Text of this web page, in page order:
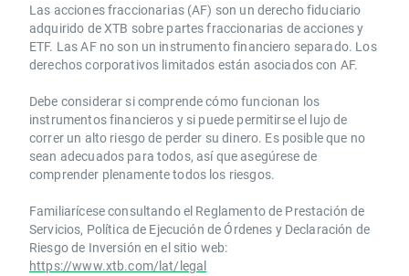
Las acciones fraccionarias (AF) son un derecho fiduciario
adquirido de XTB sobre partes fraccionarias de acciones y
ETF. Las AF no son un instrumento financiero separado. Los
derechos corporativos limitados están asociados con AF.
Debe considerar si comprende cómo funcionan los
instrumentos financieros y si puede permitirse el lujo de
correr un alto riesgo de perder su dinero. Es posible que no
sean adecuados para todos, así que asegúrese de
comprender plenamente todos los riesgos.
Familiarícese consultando el Reglamento de Prestación de
Servicios, Política de Ejecución de Órdenes y Declaración de
Riesgo de Inversión en el sitio web:
https://www.xtb.com/lat/legal